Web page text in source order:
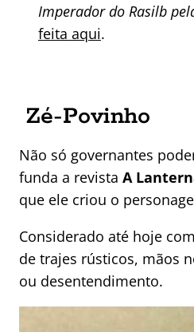
Imperador do Rasilb
feita aqui.
Zé-Povinho
Não só governantes
funda a revista A
que ele criou o
Considerado até hoje
de trajes rústicos, mãos
ou desentendimento.